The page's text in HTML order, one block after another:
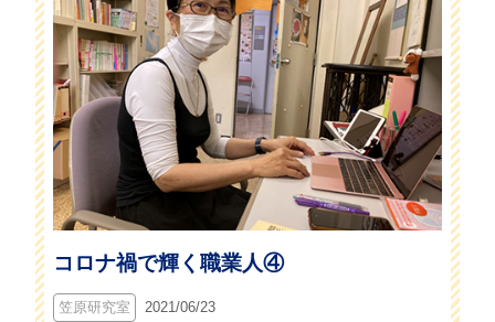
コロナ禍で輝く職業人④
笠原研究室 2021/06/23